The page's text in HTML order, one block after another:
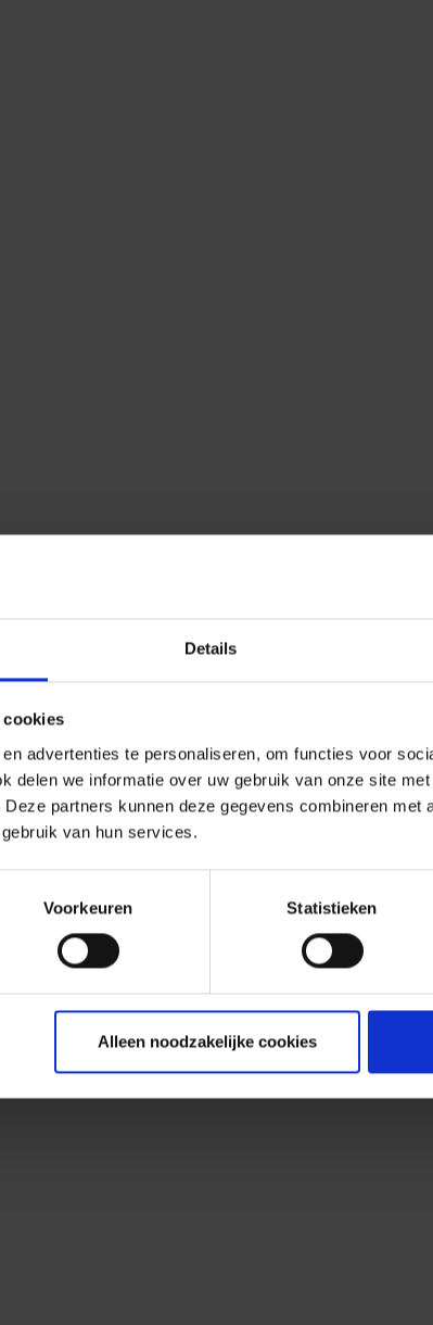
Details
cookies
advertenties te personaliseren, om functies voor
delen we informatie over uw gebruik van onze site
Deze partners kunnen deze gegevens combineren met
van hun services.
Voorkeuren Statistieken
Alleen noodzakelijke cookies